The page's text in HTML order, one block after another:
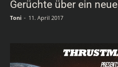
Gerüchte über ein
Toni - 11. April 2017